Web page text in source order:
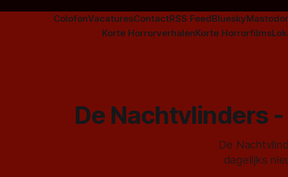
ColofonVacaturesContactRSS FeedBluesky
Korte HorrorverhalenKorte Horrorfilms
De Nachtvlinders
De
dagelijks